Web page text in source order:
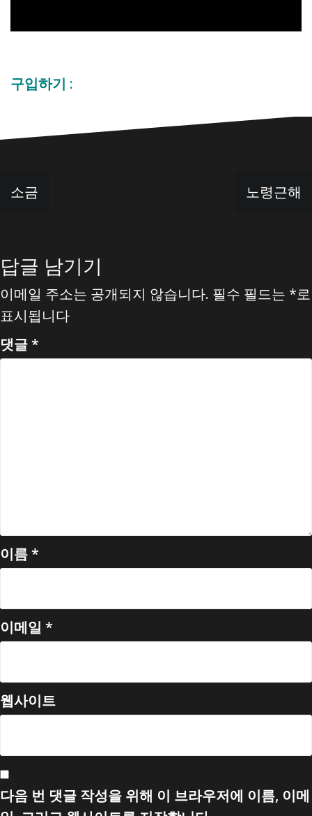
구입하기 :
글
탐소금 노령근해
답글 남기기
이메일 주소는 공개되지 않습니다. 필수 필드는 *로
표시됩니다
댓글*
이름*
이메일 *
웹사이트
다음 번 댓글 작성을 위해 이 브라우저에 이름, 이메